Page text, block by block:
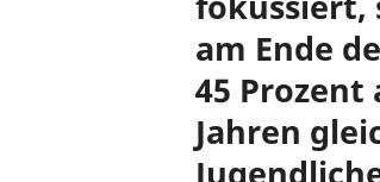
am Ende
45
Jahren